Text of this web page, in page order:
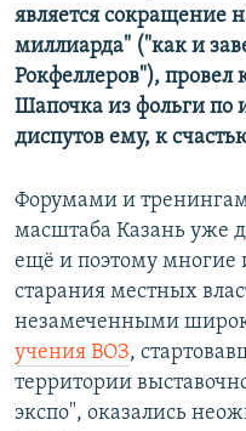
является сокращение
миллиарда" ("как и
Рокфеллеров"), провел
Шапочка из фольги
диспутов ему, к
Форумами и
масштаба Казань уже
ещё и поэтому многие
старания местных
незамеченными
учения ВОЗ,
территории
экспо", оказались